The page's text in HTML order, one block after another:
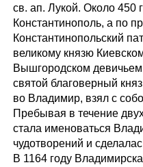
св. ап. Лукой. Около 450
Константинополь, а по
Константинопольский
великому князю
Вышгородском
святой благоверный
во Владимир, взял с
Пребывая в течение
стала именоваться
чудотворений и
В 1164 году